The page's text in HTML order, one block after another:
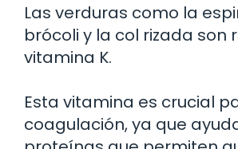
Las verduras como la
brócoli y la col rizada son
vitamina K.
Esta vitamina es crucial
coagulación, ya que